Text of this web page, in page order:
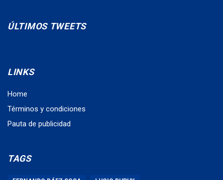
ÚLTIMOS TWEETS
LINKS
Home
Términos y condiciones
Pauta de publicidad
TAGS